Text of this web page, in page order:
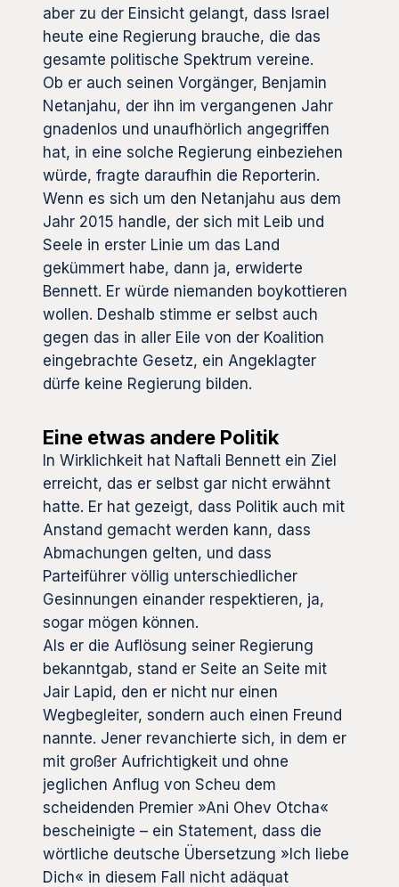
aber zu der Einsicht gelangt, dass Israel
heute eine Regierung brauche, die das
gesamte politische Spektrum vereine.
Ob er auch seinen Vorgänger, Benjamin
Netanjahu, der ihn im vergangenen Jahr
gnadenlos und unaufhörlich angegriffen
hat, in eine solche Regierung einbeziehen
würde, fragte daraufhin die Reporterin.
Wenn es sich um den Netanjahu aus dem
Jahr 2015 handle, der sich mit Leib und
Seele in erster Linie um das Land
gekümmert habe, dann ja, erwiderte
Bennett. Er würde niemanden boykottieren
wollen. Deshalb stimme er selbst auch
gegen das in aller Eile von der Koalition
eingebrachte Gesetz, ein Angeklagter
dürfe keine Regierung bilden.
Eine etwas andere Politik
In Wirklichkeit hat Naftali Bennett ein Ziel
erreicht, das er selbst gar nicht erwähnt
hatte. Er hat gezeigt, dass Politik auch mit
Anstand gemacht werden kann, dass
Abmachungen gelten, und dass
Parteiführer völlig unterschiedlicher
Gesinnungen einander respektieren, ja,
sogar mögen können.
Als er die Auflösung seiner Regierung
bekanntgab, stand er Seite an Seite mit
Jair Lapid, den er nicht nur einen
Wegbegleiter, sondern auch einen Freund
nannte. Jener revanchierte sich, in dem er
mit großer Aufrichtigkeit und ohne
jeglichen Anflug von Scheu dem
scheidenden Premier »Ani Ohev Otcha«
bescheinigte – ein Statement, dass die
wörtliche deutsche Übersetzung »Ich liebe
Dich« in diesem Fall nicht adäquat